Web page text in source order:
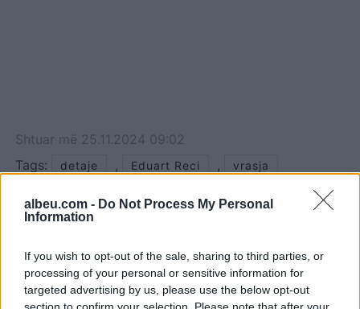
albeu.com - Do Not Process My Personal
Information
If you wish to opt-out of the sale, sharing to third parties, or
processing of your personal or sensitive information for
targeted advertising by us, please use the below opt-out
Shtuar më 25.11.2024 09:02
Tags:
detaje , Eduart Reci , vrasja